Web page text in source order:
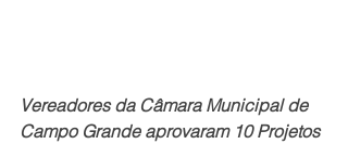
Vereadores da Câmara Municipal de
Campo Grande aprovaram 10 Projetos